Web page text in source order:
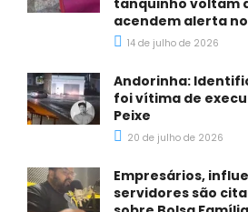
tanquinho voltam
acendem alerta
14 de julho de 2026
Andorinha:
foi vítima de
Peixe
20 de julho de 2026
Empresários,
servidores são